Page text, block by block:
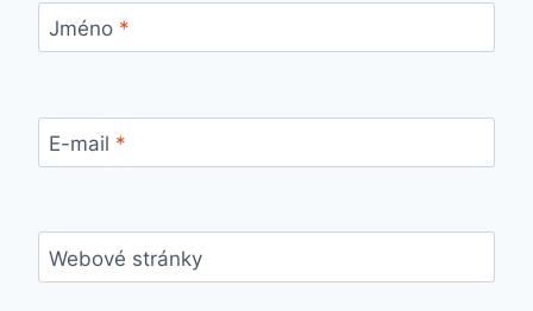
Jméno *
E-mail *
Webové stránky